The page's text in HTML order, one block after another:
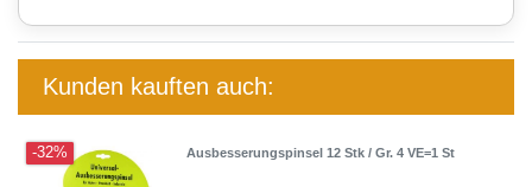
Kunden kauften auch:
-32% Ausbesserungspinsel 12 Stk / Gr. 4 VE=1 St